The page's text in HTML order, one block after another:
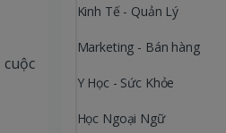
Kinh Tế - Quản Lý
Marketing - Bán hàng
Y Học - Sức Khỏe
Học Ngoại Ngữ